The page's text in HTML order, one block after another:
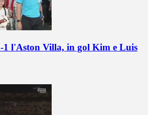
1 l'Aston Villa, in gol Kim e Luis